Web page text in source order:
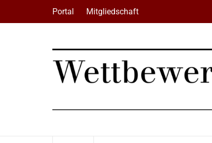
Portal Mitgliedschaft